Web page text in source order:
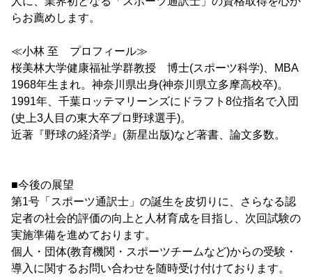
らお薦めします。
≪小林 至 プロフィール≫
桜美林大学健康福祉学群教授 博士(スポーツ科学)、MBA
1968年生まれ。神奈川県出身(神奈川県立多摩高校卒)。
1991年、千葉ロッテマリーンズにドラフト8位指名で入団
(史上3人目の東大卒プロ野球選手)。
近著『野球の経済学』(新星出版)など著書、論文多数。
■今後の展望
第1号「スポーツ通訳士」の誕生を皮切りに、さらなる認
定者の社会的評価の向上と人材育成を目指し、次回試験の
実施準備を進めております。
個人・団体(教育機関・スポーツチームなど)からの受験・
導入に関するお問い合わせを随時受け付けております。